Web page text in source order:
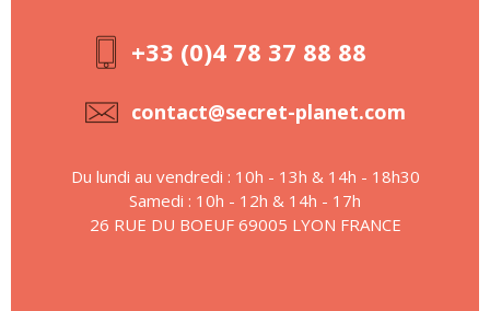
+33 (0)4 78 37 88 88
contact@secret-planet.com
Du lundi au vendredi : 10h - 13h & 14h - 18h30
Samedi : 10h - 12h & 14h - 17h
26 RUE DU BOEUF 69005 LYON FRANCE